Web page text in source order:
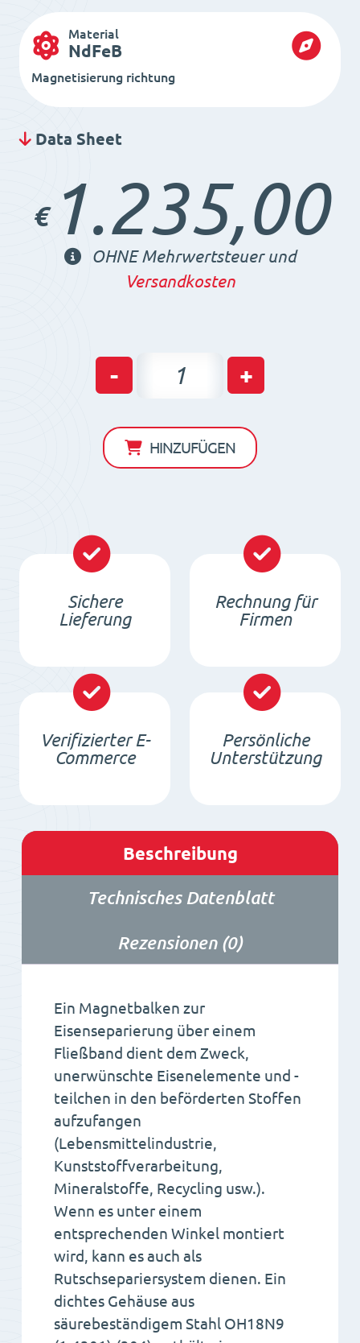
Material
NdFeB
Magnetisierung richtung
Data Sheet
€1.235,00
OHNE Mehrwertsteuer und
Versandkosten
-
Magnetbalken
(wasserdicht)
450x120x60
+
HINZUFÜGEN
Sichere
Lieferung
Rechnung für
Firmen
Verifizierter E-
Commerce
Persönliche
Unterstützung
Beschreibung
Technisches Datenblatt
Rezensionen (0)
Ein Magnetbalken zur
Eisenseparierung über einem
Fließband dient dem Zweck,
unerwünschte Eisenelemente und -
teilchen in den beförderten Stoffen
aufzufangen
(Lebensmittelindustrie,
Kunststoffverarbeitung,
Mineralstoffe, Recycling usw.).
Wenn es unter einem
entsprechenden Winkel montiert
wird, kann es auch als
Rutschsepariersystem dienen. Ein
dichtes Gehäuse aus
säurebeständigem Stahl OH18N9